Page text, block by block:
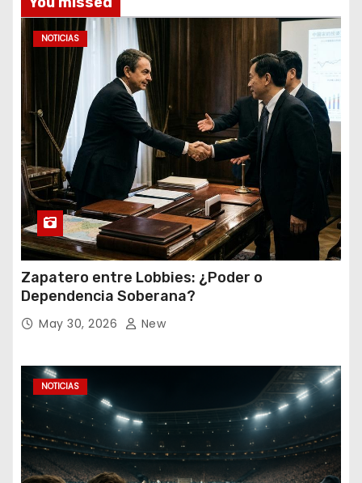
NOTICIAS
Zapatero entre Lobbies: ¿Poder o
Dependencia Soberana?
May 30, 2026 New
NOTICIAS